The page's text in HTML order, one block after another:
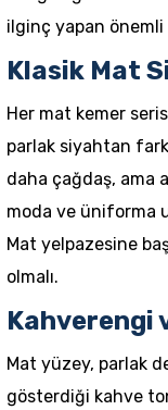
ilginç yapan önemli
Klasik Mat
Her mat kemer
parlak siyahtan
daha çağdaş, ama
moda ve üniforma
Mat yelpazesine
olmalı.
Kahverengi
Mat yüzey, parlak
gösterdiği kahve